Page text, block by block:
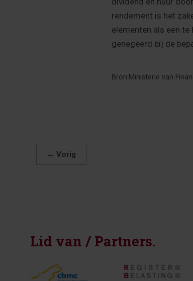
rendement is het
elementen als een
genegeerd bij de
Bron:Ministerie van
← Vorig
Lid van / Partners.